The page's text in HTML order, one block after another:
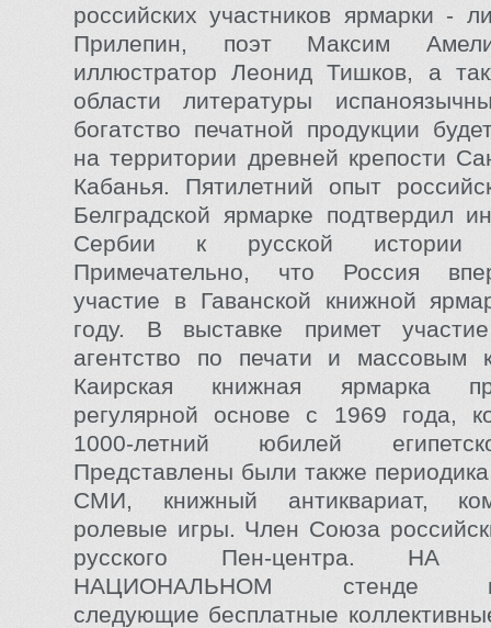
российских участников ярмарки -
Прилепин, поэт Максим
иллюстратор Леонид Тишков, а
области литературы
богатство печатной продукции
на территории древней крепости
Кабанья. Пятилетний опыт
Белградской ярмарке подтвердил
Сербии к русской истории
Примечательно, что Россия
участие в Гаванской книжной
году. В выставке примет
агентство по печати и массовым
Каирская книжная ярмарка
регулярной основе с 1969 года,
1000-летний юбилей
Представлены были также
СМИ, книжный антиквариат,
ролевые игры. Член Союза
русского Пен-центра. НА
НАЦИОНАЛЬНОМ стенде
следующие бесплатные